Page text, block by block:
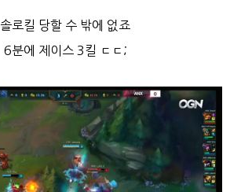
솔로킬 당할 수 밖에 없죠
6분에 제이스 3킬 ㄷㄷ;